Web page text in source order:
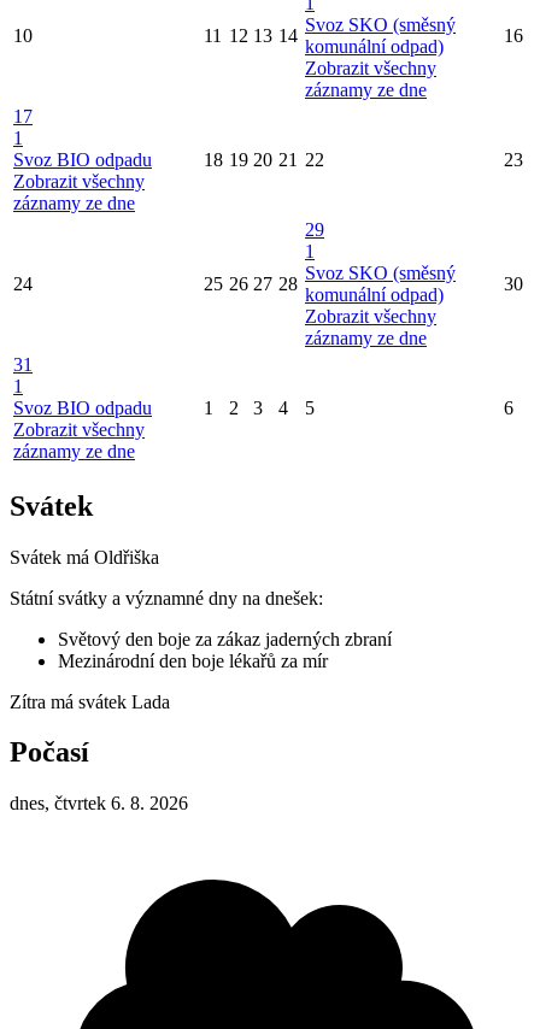
10 11 12 13 14
Svoz SKO (směsný
komunální odpad)
Zobrazit všechny
záznamy ze dne
16
17
1
Svoz BIO odpadu
Zobrazit všechny
záznamy ze dne
18 19 20 21 22 23
24 25 26 27 28
29
1
Svoz SKO (směsný
komunální odpad)
Zobrazit všechny
záznamy ze dne
30
31
1
Svoz BIO odpadu
Zobrazit všechny
záznamy ze dne
1 2 3 4 5 6
Svátek
Svátek má Oldřiška
Státní svátky a významné dny na dnešek:
Světový den boje za zákaz jaderných zbraní
Mezinárodní den boje lékařů za mír
Zítra má svátek Lada
Počasí
dnes, čtvrtek 6. 8. 2026